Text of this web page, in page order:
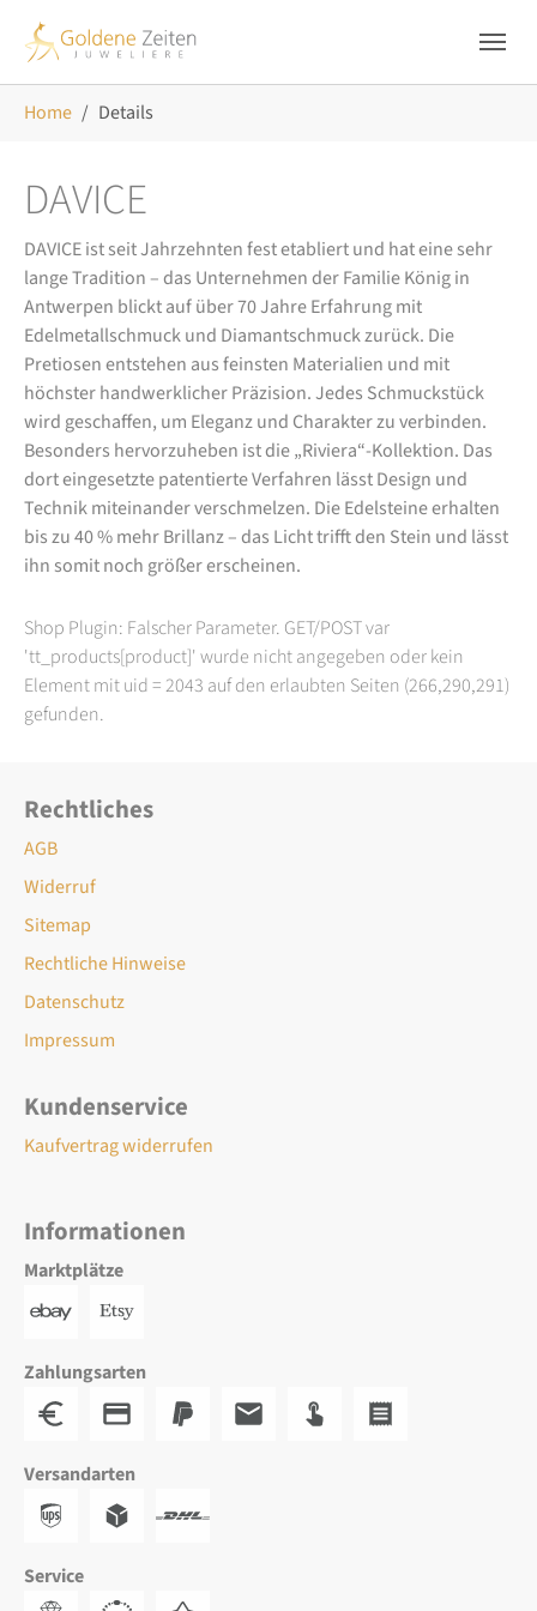
Home Details
DAVICE
DAVICE ist seit Jahrzehnten fest etabliert und hat eine sehr
lange Tradition – das Unternehmen der Familie König in
Antwerpen blickt auf über 70 Jahre Erfahrung mit
Edelmetallschmuck und Diamantschmuck zurück. Die
Pretiosen entstehen aus feinsten Materialien und mit
höchster handwerklicher Präzision. Jedes Schmuckstück
wird geschaffen, um Eleganz und Charakter zu verbinden.
Besonders hervorzuheben ist die „Riviera“-Kollektion. Das
dort eingesetzte patentierte Verfahren lässt Design und
Technik miteinander verschmelzen. Die Edelsteine erhalten
bis zu 40 % mehr Brillanz – das Licht trifft den Stein und lässt
ihn somit noch größer erscheinen.
Shop Plugin: Falscher Parameter. GET/POST var
'tt_products[product]' wurde nicht angegeben oder kein
Element mit uid = 2043 auf den erlaubten Seiten (266,290,291)
gefunden.
Rechtliches
AGB
Widerruf
Sitemap
Rechtliche Hinweise
Datenschutz
Impressum
Kundenservice
Kaufvertrag widerrufen
Informationen
Marktplätze
Zahlungsarten
Versandarten
Service